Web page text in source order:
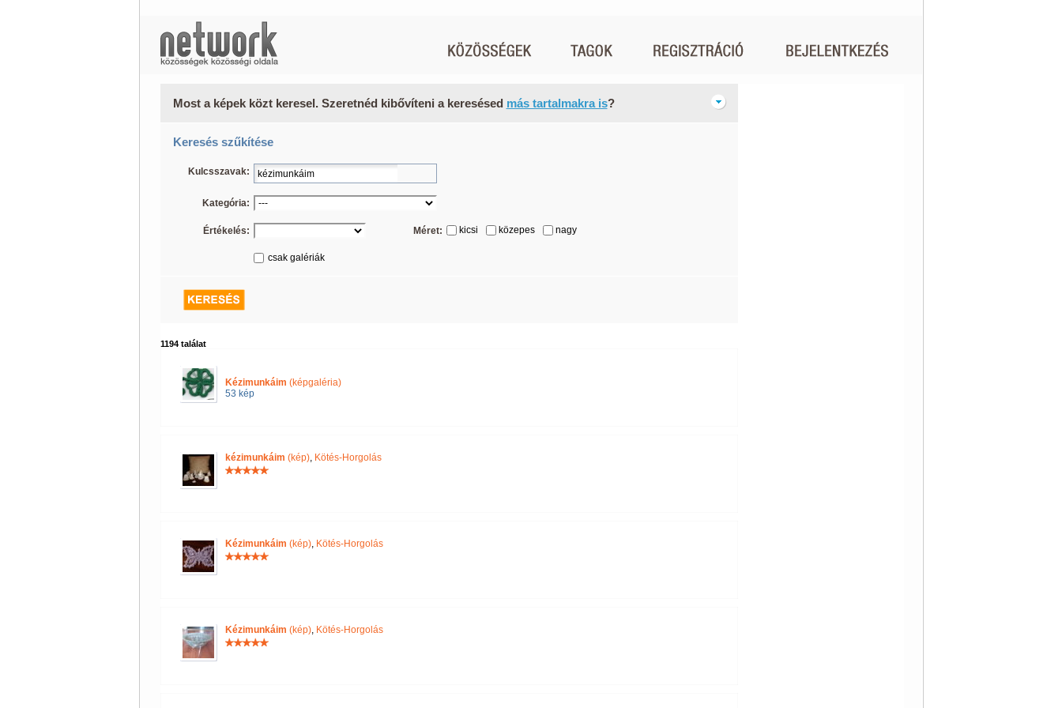
Most a képek közt keresel. Szeretnéd kibővíteni a keresésed más tartalmakra is?
Keresés szűkítése
Kulcsszavak:
Kategória:
Értékelés: Méret: kicsi közepes nagy
csak galériák
1194 találat
Kézimunkáim (képgaléria)
53 kép
kézimunkáim (kép), Kötés-Horgolás
Kézimunkáim (kép), Kötés-Horgolás
Kézimunkáim (kép), Kötés-Horgolás